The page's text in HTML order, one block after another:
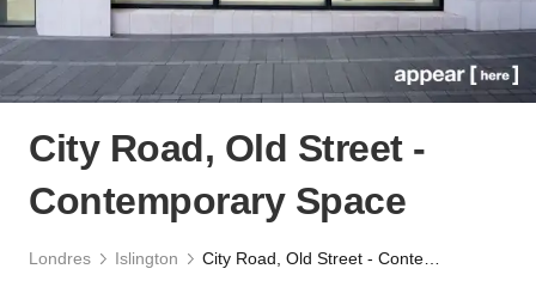
City Road, Old Street -
Contemporary Space
Londres Islington